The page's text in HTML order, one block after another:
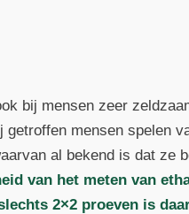
bij mensen zeer
mensen spelen
al bekend is dat ze
van het meten van
2×2 proeven is